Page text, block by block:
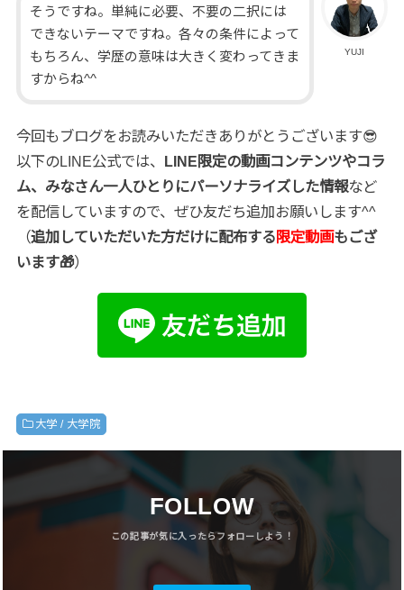
YUJI
そうですね。単純に必要、不要の二択には
できないテーマですね。各々の条件によって
もちろん、学歴の意味は大きく変わってきま
すからね^^
今回もブログをお読みいただきありがとうございます😎
以下のLINE公式では、 LINE限定の動画コンテンツやコラ
ム、みなさん一人ひとりにパーソナライズした情報など
を配信していますので、ぜひ友だち追加お願いします^^
（追加していただいた方だけに配布する限定動画もござ
います🎁）
大学 / 大学院
FOLLOW